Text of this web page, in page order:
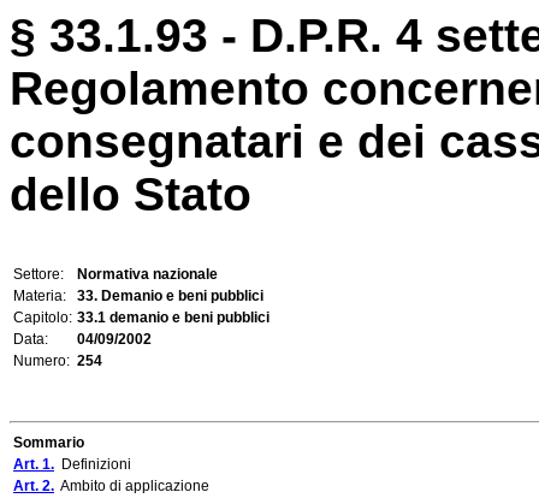
§ 33.1.93 - D.P.R. 4
Regolamento
consegnatari e dei
dello Stato
Settore:
Normativa nazionale
Materia:
33. Demanio e beni pubblici
Capitolo: 33.1 demanio e beni pubblici
Data:
04/09/2002
Numero: 254
Sommario
Art. 1. Definizioni
Art. 2. Ambito di applicazione